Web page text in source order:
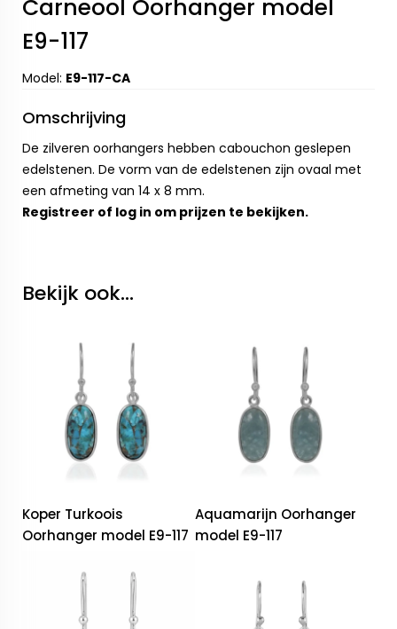
Carneool Oorhanger model
E9-117
Model: E9-117-CA
Omschrijving
De zilveren oorhangers hebben cabouchon geslepen
edelstenen. De vorm van de edelstenen zijn ovaal met
een afmeting van 14 x 8 mm.
Registreer of log in om prijzen te bekijken.
Bekijk ook...
Koper Turkoois
Oorhanger model E9-117
Aquamarijn Oorhanger
model E9-117